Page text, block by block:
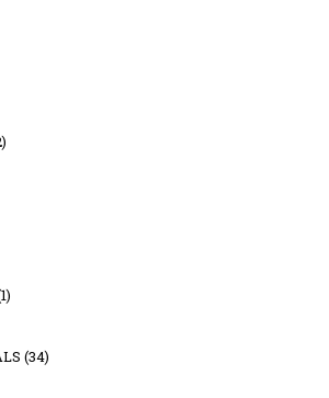
(34)